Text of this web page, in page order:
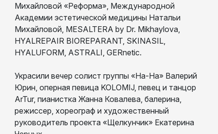
Михайловой «Реформа», Международной
Академии эстетической медицины Натальи
Михайловой, MESALTERA by Dr. Mikhaylova,
HYALREPAIR BIOREPARANT, SKINASIL,
HYALUFORM, ASTRALI, GERnetic.
Украсили вечер солист группы «На-На» Валерий
Юрин, оперная певица KOLOMIJ, певец и танцор
ArTur, пианистка Жанна Ковалева, балерина,
режиссер, хореограф и художественный
руководитель проекта «Щелкунчик» Екатерина